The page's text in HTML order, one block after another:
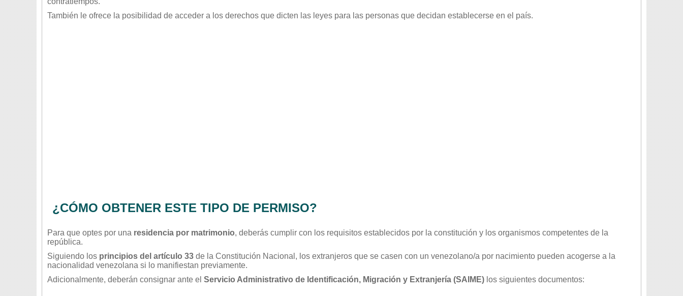
También le ofrece la posibilidad de acceder a los derechos que dicten las leyes para las personas que decidan establecerse en el país.
¿CÓMO OBTENER ESTE TIPO DE PERMISO?
Para que optes por una residencia por matrimonio, deberás cumplir con los requisitos establecidos por la constitución y los organismos competentes de la
república.
Siguiendo los principios del artículo 33 de la Constitución Nacional, los extranjeros que se casen con un venezolano/a por nacimiento pueden acogerse a la
nacionalidad venezolana si lo manifiestan previamente.
Adicionalmente, deberán consignar ante el Servicio Administrativo de Identificación, Migración y Extranjería (SAIME) los siguientes documentos: